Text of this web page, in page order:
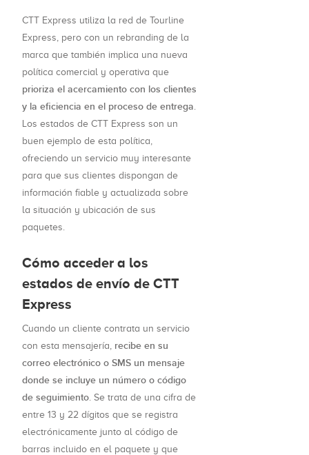
CTT Express utiliza la red de Tourline
Express, pero con un rebranding de la
marca que también implica una nueva
política comercial y operativa que
prioriza el acercamiento con los clientes
y la eficiencia en el proceso de entrega
Los estados de CTT Express son un
buen ejemplo de esta política,
ofreciendo un servicio muy interesante
para que sus clientes dispongan de
información fiable y actualizada sobre
la situación y ubicación de sus
paquetes.
Cómo acceder a los
estados de envío de CTT
Express
Cuando un cliente contrata un servicio
con esta mensajería, recibe en su
correo electrónico o SMS un mensaje
donde se incluye un número o código
de seguimiento . Se trata de una cifra de
entre 13 y 22 dígitos que se registra
electrónicamente junto al código de
barras incluido en el paquete y que